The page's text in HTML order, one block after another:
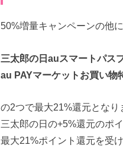
50%増量キャンペーンの他
三太郎の日auスマートパス
au PAYマーケットお買い物
の2つで最大21%還元となり
三太郎の日の+5%還元のポ
最大21%ポイント還元を受